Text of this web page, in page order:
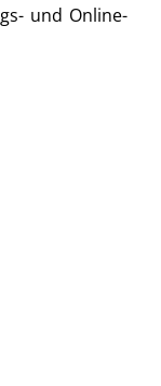
und Online-